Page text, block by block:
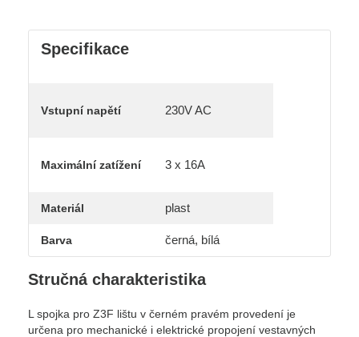
Specifikace
Vstupní napětí 230V AC
Maximální zatížení 3 x 16A
Materiál plast
Barva černá, bílá
Stručná charakteristika
L spojka pro Z3F lištu v černém pravém provedení je
určena pro mechanické i elektrické propojení vestavných